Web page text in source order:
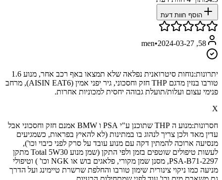
הוסף חוות דעת
58, men
•2024-03-27
יתרונות:
נוחות סיטרואנית נפלאה שלא תמצאו באף רכב אחר, מנוע 1.6
טורבו בנזין מדגם THP חזק וחסכוני, גיר יפני אמין (AISIN EAT6), מרחב
פנימי עצום ועלות/תועלת גבוהה יחסית למכוניות אחרות.
X
חסרונות:
מנוע ה THP שתוכנן ע"י PSA ו BMW אמנם חזק וחסכוני אבל
עדין מאד ולכן צריך לנהוג בו במתינות (לא להאיץ בפראות, כשמגיעים
מנסיעה ארוכה להמתין דקה עם מנוע עובד על סרק לפני כיבוי וכו'),
לעשות טיפולים שוטפים בזמן ולפי התקן (שמן מנוע Total 5W30 מתקן
PSA-B71-2297, מסנן שמן מקורי, פלאגים בוש או NGK וכו' ) וטיפולי
מניעה כמו ניקוי צינורית שימון טורבו והחלפת שרשרת טיימינג ועל הדרך